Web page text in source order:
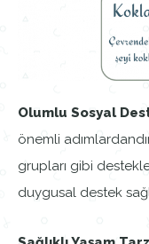
Olumlu Sosyal
önemli
grupları gibi
duygusal destek